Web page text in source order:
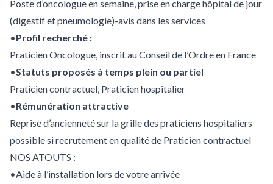
Poste d’oncologue en semaine, prise en charge hôpital de jour
(digestif et pneumologie)-avis dans les services
•Profil recherché :
Praticien Oncologue, inscrit au Conseil de l’Ordre en France
•Statuts proposés à temps plein ou partiel
Praticien contractuel, Praticien hospitalier
•Rémunération attractive
Reprise d’ancienneté sur la grille des praticiens hospitaliers
possible si recrutement en qualité de Praticien contractuel
NOS ATOUTS :
•Aide à l’installation lors de votre arrivée